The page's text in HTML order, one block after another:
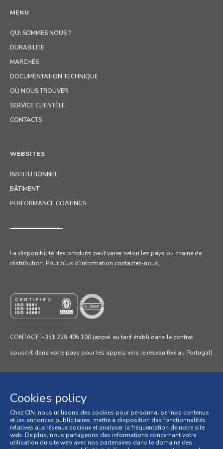
MENU
QUI SOMMES NOUS ?
DURABILITE
MARCHÉS
DOCUMENTATION TECHNIQUE
OÙ NOUS TROUVER
SERVICE CLIENTÈLE
CONTACTS
WEBSITES
INSTITUTIONNEL
BÂTIMENT
PERFORMANCE COATINGS
La disponibilité des produits peut varier selon les pays ou chaine de
distribution. Pour plus d’information contactez-nous.
CONTACT: +351 229 405 100 (appel au tarif établi dans le contrat
souscrit dans votre pays pour les appels vers le réseau fixe au Portugal)
Politique de confidentialité
Politique de cookies
Cookies policy
Chez CIN, nous utilisons des cookies pour personnaliser nos contenus
et les annonces publicitaires, mettre à disposition des fonctionnalités
relatives aux réseaux sociaux et analyser la fréquentation de notre site
web. De plus, nous partageons des informations concernant votre
utilisation du site web avec nos partenaires dans le domaine des